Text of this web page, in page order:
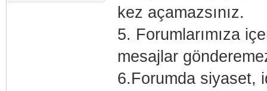
kez açamazsınız.
5. Forumlarımıza
mesajlar
6.Forumda siyaset,